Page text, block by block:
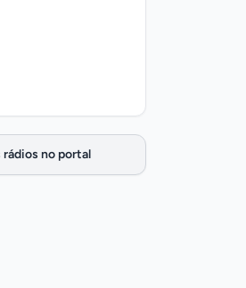
rádios no portal